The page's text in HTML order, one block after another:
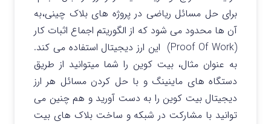
برای حل مسائل ریاضی در پروژه های بلاک چینی،به
آن ها محدود می شود که از الگوریتم اجماع اثبات کار
(Proof Of Work) این ارز دیجیتال استفاده می کند.
به عنوان مثال، بیت کوین را شما میتوانید از طریق
دستگاه های ماینینگ و با حل کردن مسائل هر ارز
دیجیتال بیت کوین را به دست آورید و هم چنین می
توانید با مشارکت در شبکه و ساخت بلاک های بیت